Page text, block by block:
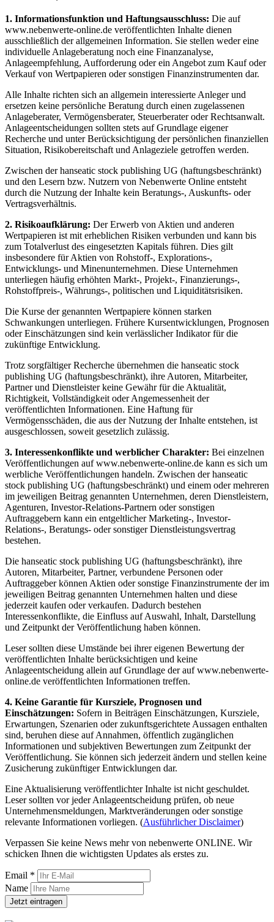
1. Informationsfunktion und Haftungsausschluss: Die auf
www.nebenwerte-online.de veröffentlichten Inhalte dienen
ausschließlich der allgemeinen Information. Sie stellen weder eine
individuelle Anlageberatung noch eine Finanzanalyse,
Anlageempfehlung, Aufforderung oder ein Angebot zum Kauf oder
Verkauf von Wertpapieren oder sonstigen Finanzinstrumenten dar.
Alle Inhalte richten sich an allgemein interessierte Anleger und
ersetzen keine persönliche Beratung durch einen zugelassenen
Anlageberater, Vermögensberater, Steuerberater oder Rechtsanwalt.
Anlageentscheidungen sollten stets auf Grundlage eigener
Recherche und unter Berücksichtigung der persönlichen finanziellen
Situation, Risikobereitschaft und Anlageziele getroffen werden.
Zwischen der hanseatic stock publishing UG (haftungsbeschränkt)
und den Lesern bzw. Nutzern von Nebenwerte Online entsteht
durch die Nutzung der Inhalte kein Beratungs-, Auskunfts- oder
Vertragsverhältnis.
2. Risikoaufklärung: Der Erwerb von Aktien und anderen
Wertpapieren ist mit erheblichen Risiken verbunden und kann bis
zum Totalverlust des eingesetzten Kapitals führen. Dies gilt
insbesondere für Aktien von Rohstoff-, Explorations-,
Entwicklungs- und Minenunternehmen. Diese Unternehmen
unterliegen häufig erhöhten Markt-, Projekt-, Finanzierungs-,
Rohstoffpreis-, Währungs-, politischen und Liquiditätsrisiken.
Die Kurse der genannten Wertpapiere können starken
Schwankungen unterliegen. Frühere Kursentwicklungen, Prognosen
oder Einschätzungen sind kein verlässlicher Indikator für die
zukünftige Entwicklung.
Trotz sorgfältiger Recherche übernehmen die hanseatic stock
publishing UG (haftungsbeschränkt), ihre Autoren, Mitarbeiter,
Partner und Dienstleister keine Gewähr für die Aktualität,
Richtigkeit, Vollständigkeit oder Angemessenheit der
veröffentlichten Informationen. Eine Haftung für
Vermögensschäden, die aus der Nutzung der Inhalte entstehen, ist
ausgeschlossen, soweit gesetzlich zulässig.
3. Interessenkonflikte und werblicher Charakter: Bei einzelnen
Veröffentlichungen auf www.nebenwerte-online.de kann es sich um
werbliche Veröffentlichungen handeln. Zwischen der hanseatic
stock publishing UG (haftungsbeschränkt) und einem oder mehreren
im jeweiligen Beitrag genannten Unternehmen, deren Dienstleistern,
Agenturen, Investor-Relations-Partnern oder sonstigen
Auftraggebern kann ein entgeltlicher Marketing-, Investor-
Relations-, Beratungs- oder sonstiger Dienstleistungsvertrag
bestehen.
Die hanseatic stock publishing UG (haftungsbeschränkt), ihre
Autoren, Mitarbeiter, Partner, verbundene Personen oder
Auftraggeber können Aktien oder sonstige Finanzinstrumente der im
jeweiligen Beitrag genannten Unternehmen halten und diese
jederzeit kaufen oder verkaufen. Dadurch bestehen
Interessenkonflikte, die Einfluss auf Auswahl, Inhalt, Darstellung
und Zeitpunkt der Veröffentlichung haben können.
Leser sollten diese Umstände bei ihrer eigenen Bewertung der
veröffentlichten Inhalte berücksichtigen und keine
Anlageentscheidung allein auf Grundlage der auf www.nebenwerte-
online.de veröffentlichten Informationen treffen.
4. Keine Garantie für Kursziele, Prognosen und
Einschätzungen: Sofern in Beiträgen Einschätzungen, Kursziele,
Erwartungen, Szenarien oder zukunftsgerichtete Aussagen enthalten
sind, beruhen diese auf Annahmen, öffentlich zugänglichen
Informationen und subjektiven Bewertungen zum Zeitpunkt der
Veröffentlichung. Sie können sich jederzeit ändern und stellen keine
Zusicherung zukünftiger Entwicklungen dar.
Eine Aktualisierung veröffentlichter Inhalte ist nicht geschuldet.
Leser sollten vor jeder Anlageentscheidung prüfen, ob neue
Unternehmensmeldungen, Marktveränderungen oder sonstige
relevante Informationen vorliegen. (Ausführlicher Disclaimer)
Verpassen Sie keine News mehr von nebenwerte ONLINE. Wir
schicken Ihnen die wichtigsten Updates als erstes zu.
Email *
Name